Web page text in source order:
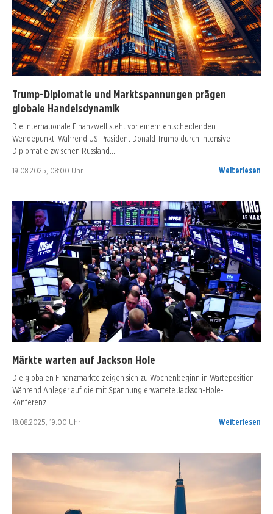
Trump-Diplomatie und Marktspannungen prägen
globale Handelsdynamik
Die internationale Finanzwelt steht vor einem entscheidenden
Wendepunkt. Während US-Präsident Donald Trump durch intensive
Diplomatie zwischen Russland…
19.08.2025, 08:00 Uhr Weiterlesen
Märkte warten auf Jackson Hole
Die globalen Finanzmärkte zeigen sich zu Wochenbeginn in Warteposition.
Während Anleger auf die mit Spannung erwartete Jackson-Hole-
Konferenz…
18.08.2025, 19:00 Uhr Weiterlesen